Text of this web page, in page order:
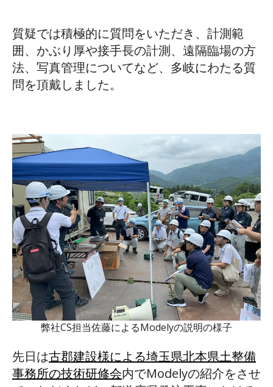
質疑では積極的に質問をいただき、計測範
囲、かぶり厚や接手長の計測、遠隔臨場の方
法、写真管理についてなど、多岐にわたる質
問を頂戴しました。
弊社CS担当佐藤によるModelyの説明の様子
先日は古郡建設様による埼玉県北本県土整備
事務所の技術研修会内でModelyの紹介をさせ